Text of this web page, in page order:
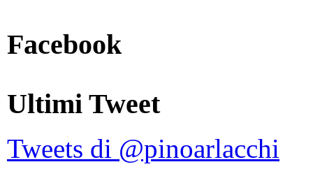
Facebook
Ultimi Tweet
Tweets di @pinoarlacchi